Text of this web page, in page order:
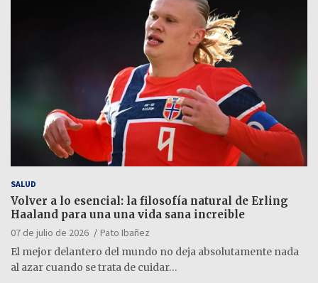
SALUD
Volver a lo esencial: la filosofía natural de Erling
Haaland para una una vida sana increible
07 de julio de 2026
Pato Ibañez
El mejor delantero del mundo no deja absolutamente nada
al azar cuando se trata de cuidar…